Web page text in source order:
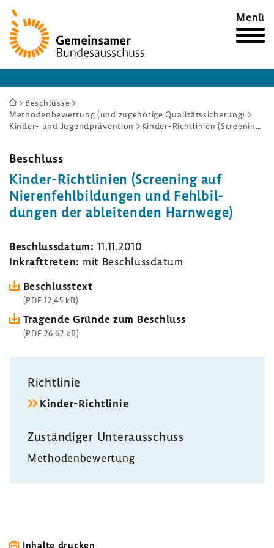
Zur
Startseite
Menü
Sie
sind
Beschlüsse
Methodenbewertung (und zugehörige Qualitätssicherung)
Kinder- und Jugendprävention
Kinder-Richtlinien (Screening auf Nierenfehlbildungen und Fehlbildungen der ableitenden Harnwege)
Beschluss
Kinder-​Richtlinien (Scree­ning auf
Nieren­fehl­bil­dungen und Fehl­bil­
dungen der ablei­tenden Harn­wege)
Beschluss­datum: 11.11.2010
Inkraft­treten: mit Beschluss­datum
Beschluss­text
(PDF 12,45 kB)
Tragende Gründe zum Beschluss
(PDF 26,62 kB)
Richt­linie
Kinder-​Richtlinie
Zustän­diger Unter­aus­schuss
Metho­den­be­wer­tung
Inhalte drucken